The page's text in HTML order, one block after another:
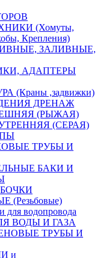
(Хомуты,
Крепления)
ЗАЛИВНЫЕ,
АДАПТЕРЫ
(Краны ,задвижки)
ДРЕНАЖ
(РЫЖАЯ)
(СЕРАЯ)
ТРУБЫ И
БАКИ И
(Резьбовые)
водопровода
ВОДЫ И ГАЗА
ТРУБЫ И
и